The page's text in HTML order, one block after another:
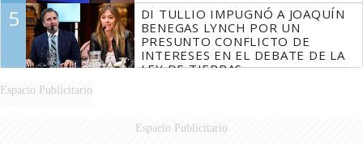
5
DI TULLIO IMPUGNÓ A JOAQUÍN
BENEGAS LYNCH POR UN
PRESUNTO CONFLICTO DE
INTERESES EN EL DEBATE DE LA
LEY DE TIERRAS
Espacio Publicitario
Espacio Publicitario